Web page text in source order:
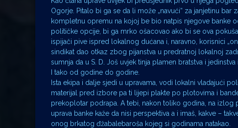
Ogorje. Pitalo bi ga se da li može „navući“ za janjetinu
kompletnu opremu na kojoj be bio natpis njegove banke
političke opcije, bi ga mrko ošacovao ako bi se ova
ispijači pive ispred lokalnog dućana i, naravno, korisnici
sindikat dao otkaz zbog pijanstva u predratnoj lokalnoj
sumnja da u S. D. Još uvjek tinja plamen bratstva i
I tako od godine do godine.
Ista ekipa i dalje sjedi u upravama, vodi lokalni vladajući
materijal pred izbore pa ti lijepi plakte po plotovima i
prekoplotar podrapa. A tebi, nakon toliko godina, na izlog
uprava banke kaže da nisi perspektiva a i imaš, kakve –
onog brkatog đžabalebaroša kojeg si godinama natakao.